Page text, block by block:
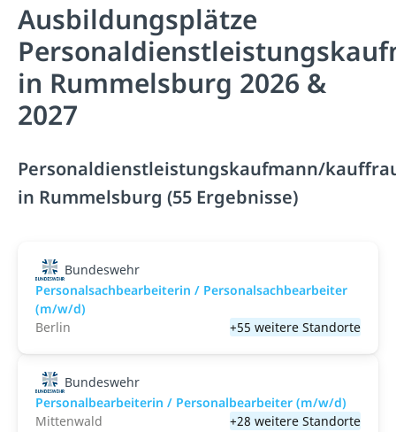
Ausbildungsplätze
in Rummelsburg 2026 &
2027
Personaldienstleistungskaufmann/
in Rummelsburg (55 Ergebnisse)
Bundeswehr
Personalsachbearbeiterin / Personalsachbearbeiter
(m/w/d)
Berlin
+55 weitere Standorte
Bundeswehr
Personalbearbeiterin / Personalbearbeiter (m/w/d)
Mittenwald
+28 weitere Standorte